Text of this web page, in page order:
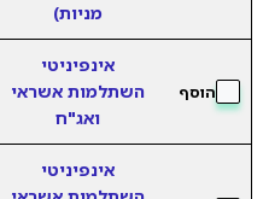
מניות)
הוסף
אינפיניטי
השתלמות אשראי
ואג"ח
אינפיניטי